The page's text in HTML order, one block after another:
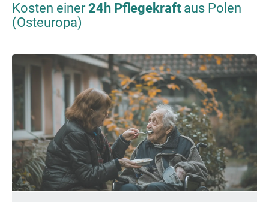
Kosten einer24h Pflegekraft aus Polen
(Osteuropa)